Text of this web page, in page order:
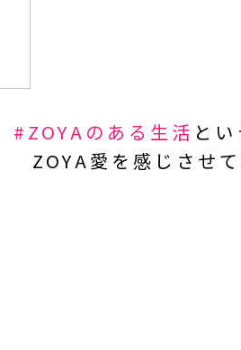
#ZOYAのある生活 とい
ZOYA愛を感じさせ